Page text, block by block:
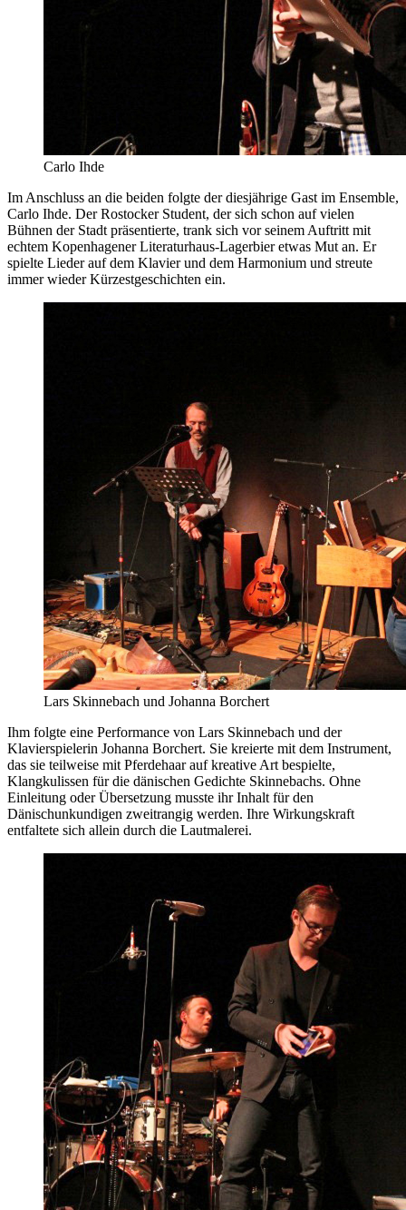
Carlo Ihde
Im Anschluss an die beiden folgte der diesjährige Gast im Ensemble,
Carlo Ihde. Der Rostocker Student, der sich schon auf vielen
Bühnen der Stadt präsentierte, trank sich vor seinem Auftritt mit
echtem Kopenhagener Literaturhaus-Lagerbier etwas Mut an. Er
spielte Lieder auf dem Klavier und dem Harmonium und streute
immer wieder Kürzestgeschichten ein.
Lars Skinnebach und Johanna Borchert
Ihm folgte eine Performance von Lars Skinnebach und der
Klavierspielerin Johanna Borchert. Sie kreierte mit dem Instrument,
das sie teilweise mit Pferdehaar auf kreative Art bespielte,
Klangkulissen für die dänischen Gedichte Skinnebachs. Ohne
Einleitung oder Übersetzung musste ihr Inhalt für den
Dänischunkundigen zweitrangig werden. Ihre Wirkungskraft
entfaltete sich allein durch die Lautmalerei.